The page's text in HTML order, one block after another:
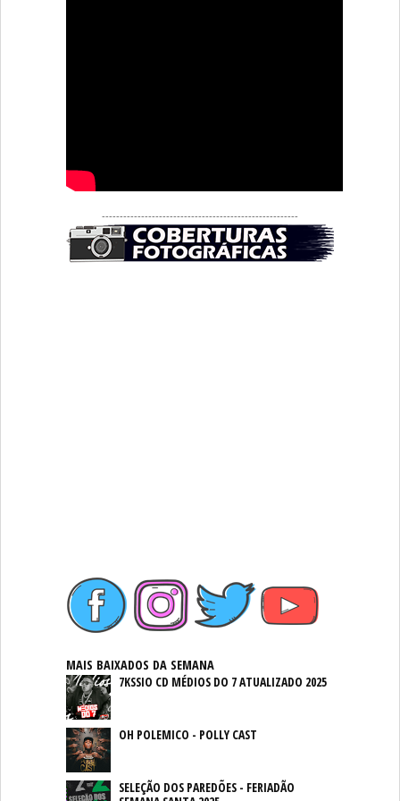
-------------------------------------------------------
MAIS BAIXADOS DA SEMANA
7KSSIO CD MÉDIOS DO 7 ATUALIZADO 2025
OH POLEMICO - POLLY CAST
SELEÇÃO DOS PAREDÕES - FERIADÃO